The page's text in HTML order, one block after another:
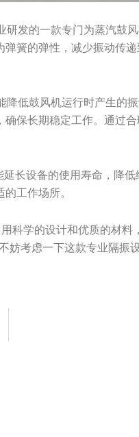
发的一款专门为蒸汽鼓
簧的弹性，减少振动传
低鼓风机运行时产生的
保长期稳定工作。通过
长设备的使用寿命，降
工作场所。
科学的设计和优质的材料
妨考虑一下这款专业隔振